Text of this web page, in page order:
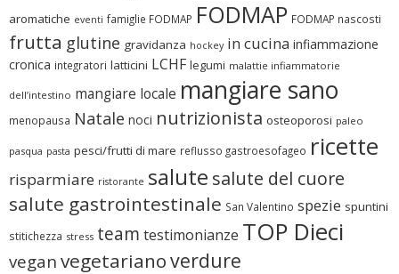
aromatiche eventi famiglie FODMAP FODMAP FODMAP nascosti
frutta glutine gravidanza hockey in cucina infiammazione
cronica integratori latticini LCHF legumi malattie infiammatorie
dell’intestino mangiare locale mangiare sano
menopausa Natale noci nutrizionista osteoporosi paleo
pasqua pasta pesci/frutti di mare reflusso gastroesofageo ricette
risparmiare ristorante salute salute del cuore
salute gastrointestinale San Valentino spezie spuntini
stitichezza stress team testimonianze TOP Dieci
vegan vegetarianoverdure